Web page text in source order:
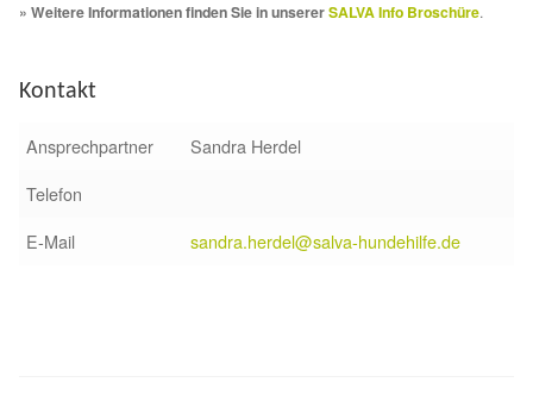
Auslandstierschutz
Schutzgebühr
Unsere Notnasen
Notnasen in Deutschland
» Weitere Informationen finden Sie in unsererSALVA Info Broschüre.
Kontakt
Ansprechpartner
Sandra Herdel
Telefon
E-Mail
sandra.herdel@salva-hundehilfe.de